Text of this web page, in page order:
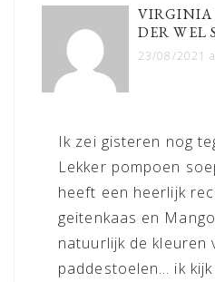
VIRGINIA
DER WEL
23/08/2021
Ik zei gisteren nog
Lekker pompoen
heeft een heerlijk
geitenkaas en
natuurlijk de kleuren
paddestoelen… ik